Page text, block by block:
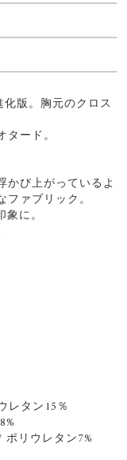
版。胸元のクロス
ード。
かび上がっているよ
ァブリック。
に。
レタン15％
リウレタン7%